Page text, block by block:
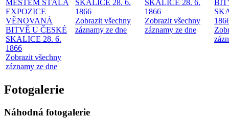
MĚSTEM STÁLÁ
EXPOZICE
VĚNOVANÁ
BITVĚ U ČESKÉ
SKALICE 28. 6.
1866
Zobrazit všechny
záznamy ze dne
SKALICE 28. 6.
1866
Zobrazit všechny
záznamy ze dne
SKALICE 28. 6.
1866
Zobrazit všechny
záznamy ze dne
Fotogalerie
Náhodná fotogalerie